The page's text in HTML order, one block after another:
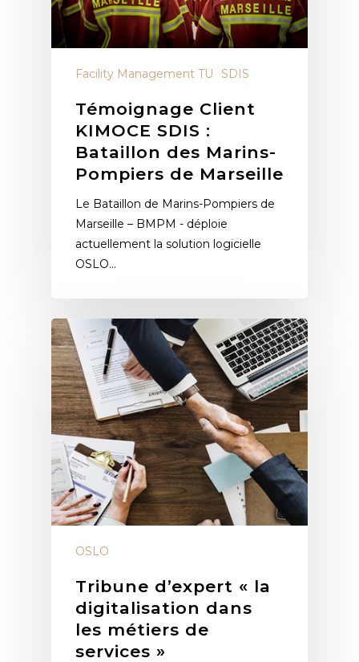
Facility Management TU SDIS
Témoignage Client
KIMOCE SDIS :
Bataillon des Marins-
Pompiers de Marseille
Le Bataillon de Marins-Pompiers de
Marseille – BMPM - déploie
actuellement la solution logicielle
OSLO…
OSLO
Tribune d’expert « la
digitalisation dans
les métiers de
services »